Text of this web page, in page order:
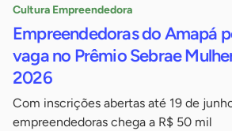
Cultura Empreendedora
Empreendedoras do Amapá
vaga no Prêmio Sebrae
2026
Com inscrições abertas até 19 de
empreendedoras chega a R$ 50 mil